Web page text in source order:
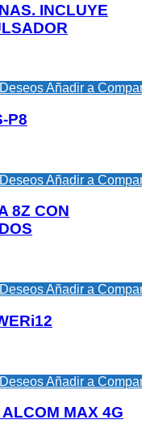
INCLUYE
Añadir a
P8
Añadir a
8Z CON
Añadir a
Añadir a
MAX 4G